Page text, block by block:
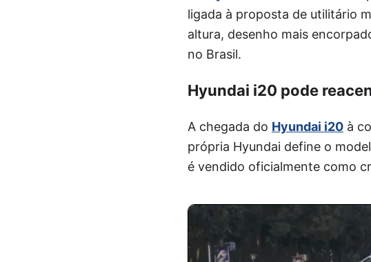
ligada à proposta de utilitário
altura, desenho mais
no Brasil.
Hyundai i20 pode
A chegada do Hyundai i20 à
própria Hyundai define o
é vendido oficialmente como